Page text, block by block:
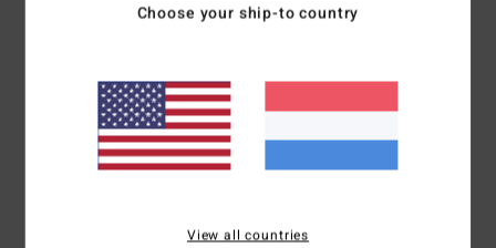
Medium van de billen
Samenstelling[Hoofdstof] 78% gerecycled nylon
(polyamide), 22% elastaan
Bezorging & Retour
Choose your ship-to country
View all countries